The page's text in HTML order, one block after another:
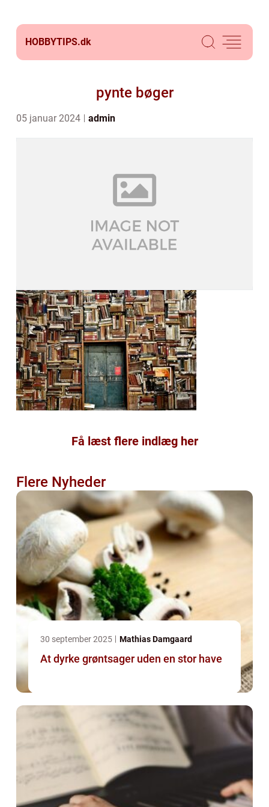
HOBBYTIPS.dk
pynte bøger
05 januar 2024 admin
Få læst flere indlæg her
Flere Nyheder
30 september 2025 Mathias Damgaard
At dyrke grøntsager uden en stor have